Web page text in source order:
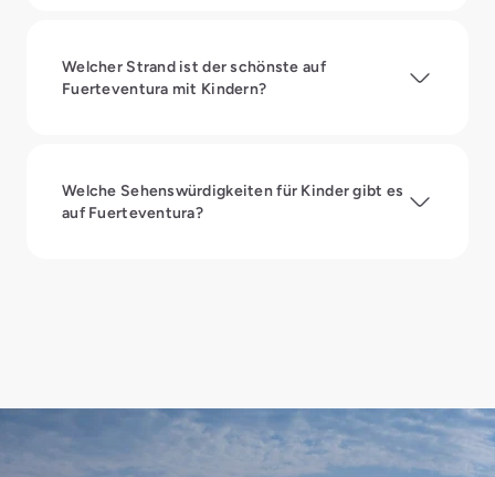
Welcher Strand ist der schönste auf
Fuerteventura mit Kindern?
Welche Sehenswürdigkeiten für Kinder gibt es
auf Fuerteventura?